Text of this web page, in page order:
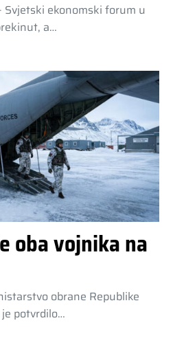
Svjetski ekonomski forum u
a…
oba vojnika na
obrane Republike
potvrdilo…